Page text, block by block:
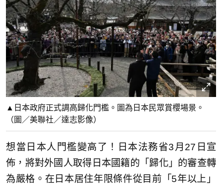
▲日本政府正式調高歸化門檻。圖為日本民眾賞櫻場景。
（圖／美聯社／達志影像）
想當日本人門檻變高了！日本法務省3月27日宣
佈，將對外國人取得日本國籍的「歸化」的審查轉
為嚴格。在日本居住年限條件從目前「5年以上」